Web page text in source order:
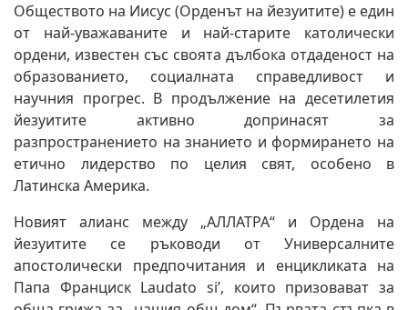
Обществото на Иисус (Орденът на йезуитите) е един
от най-уважаваните и най-старите католически
ордени, известен със своята дълбока отдаденост на
образованието, социалната справедливост и
научния прогрес. В продължение на десетилетия
йезуитите активно допринасят за
разпространението на знанието и формирането на
етично лидерство по целия свят, особено в
Латинска Америка.
Новият алианс между „АЛЛАТРА“ и Ордена на
йезуитите се ръководи от Универсалните
апостолически предпочитания и енцикликата на
Папа Франциск Laudato si’, които призовават за